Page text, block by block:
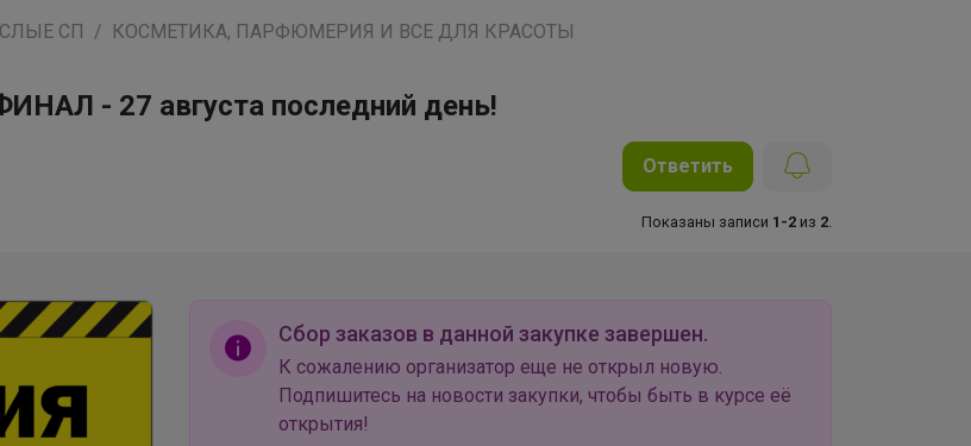
СП КОСМЕТИКА, ПАРФЮМЕРИЯ И ВСЕ ДЛЯ КРАСОТЫ
- 27 августа последний день!
Ответить
Показаны записи 1-2 из 2
Сбор заказов в данной закупке завершен.
К сожалению организатор еще не открыл новую.
Подпишитесь на новости закупки, чтобы быть в курсе её
открытия!